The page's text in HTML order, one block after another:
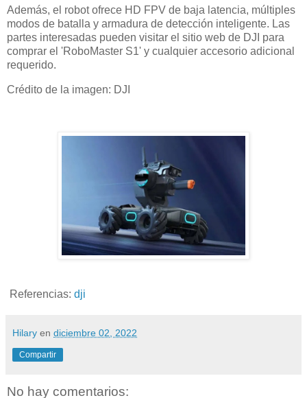
Además, el robot ofrece HD FPV de baja latencia, múltiples
modos de batalla y armadura de detección inteligente. Las
partes interesadas pueden visitar el sitio web de DJI para
comprar el 'RoboMaster S1' y cualquier accesorio adicional
requerido.
Crédito de la imagen: DJI
Referencias: dji
Hilary en diciembre 02, 2022
Compartir
No hay comentarios: